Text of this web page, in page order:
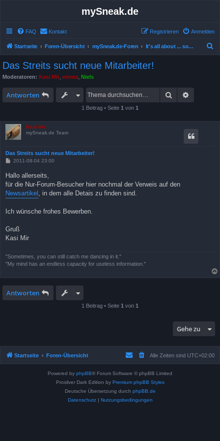
mySneak.de
FAQ Kontakt Anmelden
Registrieren
Startseite Foren-Übersicht mySneak.de-Foren It's all about ... something!
Das Streits sucht neue Mitarbeiter!
Moderatoren: Kasi Mir emma Niels
Antworten Suche
1 Beitrag • Seite 1 von 1
Kasi Mir
mySneak.de Team
Das Streits sucht neue Mitarbeiter!
B
t
r
g
2011-08-04 23:00
Hallo allerseits,
für die Nur-Forum-Besucher hier nochmal der Verweis auf den
Newsartikel , in dem alle Detais zu finden sind.
Ich wünsche frohes Bewerben.
Gruß
Kasi Mir
"Sometimes, you can still catch me dancing in it."
"My mind has an endless capacity for useless information."
Antworten
1 Beitrag • Seite 1 von 1
Gehe zu
Startseite Foren-Übersicht Alle Zeiten sind UTC+02:00
Powered by phpBB® Forum Software © phpBB Limited
Prosilver Dark Edition by Premium phpBB Styles
Deutsche Übersetzung durch phpBB.de
Datenschutz| Nutzungsbedingungen